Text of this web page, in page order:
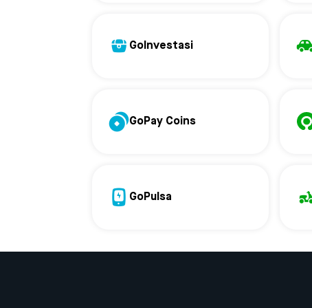
GoInvestasi
GoPay Coins
GoPulsa